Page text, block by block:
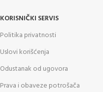
KORISNIČKI SERVIS
Politika privatnosti
Uslovi korišćenja
Odustanak od ugovora
Prava i obaveze potrošača